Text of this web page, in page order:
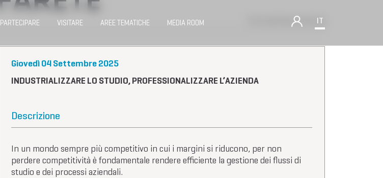
PARTECIPARE VISITARE AREE TEMATICHE MEDIA ROOM IT
Torna alla lista workshop
Giovedì 04 Settembre 2025
INDUSTRIALIZZARE LO STUDIO, PROFESSIONALIZZARE L’AZIENDA
Descrizione
In un mondo sempre più competitivo in cui i margini si riducono, per non
perdere competitività è fondamentale rendere efficiente la gestione dei flussi di
studio e dei processi aziendali.